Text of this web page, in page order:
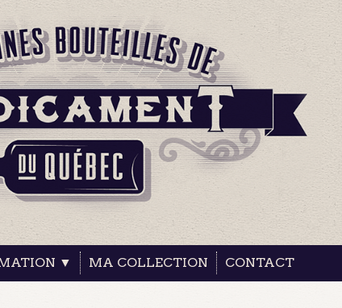
▼ MA COLLECTION CONTACT